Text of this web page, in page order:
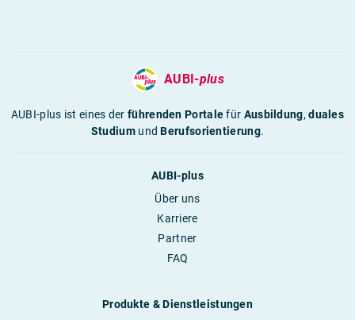
AUBI-plus
AUBI-plus ist eines derführenden Portalefür Ausbildung,duales
StudiumundBerufsorientierung.
AUBI-plus
Über uns
Karriere
Partner
FAQ
Produkte & Dienstleistungen